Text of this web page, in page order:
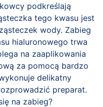
podkreślają
tego kwasu jest
wody. Zabieg
hialuronowego trwa
na zaaplikowania
za pomocą bardzo
delikatny
preparat.
na zabieg?